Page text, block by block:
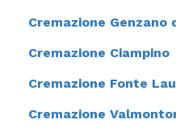
Cremazione Genzano
Cremazione Ciampino
Cremazione Fonte
Cremazione